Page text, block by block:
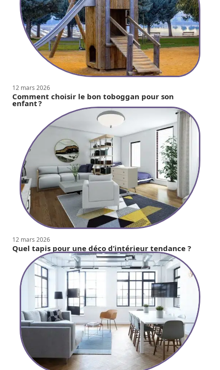
12 mars 2026
Comment choisir le bon toboggan pour son
enfant ?
12 mars 2026
Quel tapis pour une déco d’intérieur tendance ?